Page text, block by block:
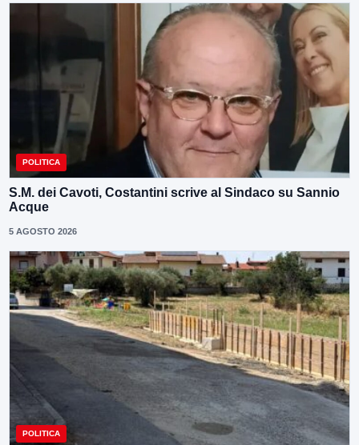
POLITICA
S.M. dei Cavoti, Costantini scrive al Sindaco su Sannio
Acque
5 AGOSTO 2026
POLITICA